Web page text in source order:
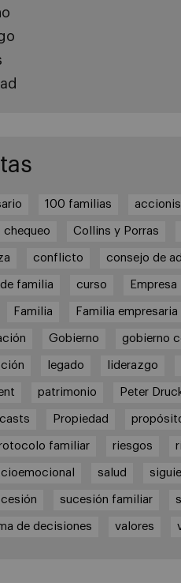
100 familias
chequeo Collins y Porras
conflicto consejo de
familia curso Empresa
Familia Familia empresaria
Gobierno gobierno
legado liderazgo
patrimonio Peter
Propiedad
familiar riesgos
salud
sucesión familiar
de decisiones valores